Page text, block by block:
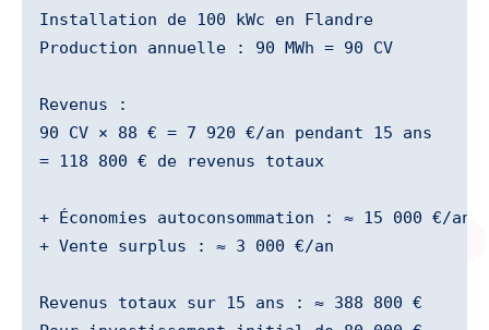
Installation de 100 kWc en Flandre
Production annuelle : 90 MWh = 90 CV
Revenus :
90 CV × 88 € = 7 920 €/an pendant 15 ans
= 118 800 € de revenus totaux
+ Économies autoconsommation : ≈ 15 000 €/an
+ Vente surplus : ≈ 3 000 €/an
Revenus totaux sur 15 ans : ≈ 388 800 €